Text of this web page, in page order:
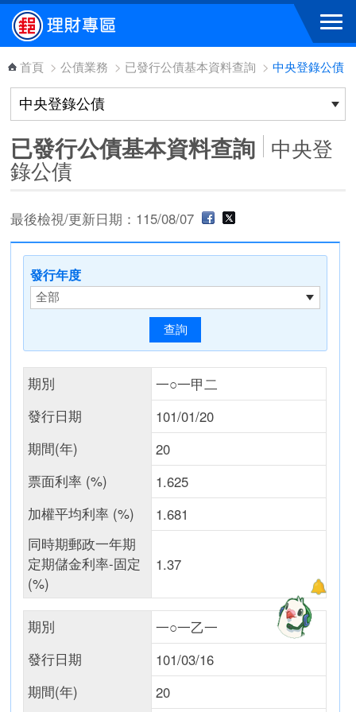
跳到主要內容區塊
首頁 > 公債業務 > 已發行公債基本資料查詢 > 中央登錄公債
已發行公債基本資料查詢 中央登
錄公債
最後檢視/更新日期：115/08/07
發行年度
期別
一○一甲二
發行日期
101/01/20
期間(年)
20
票面利率 (%)
1.625
加權平均利率 (%)
1.681
同時期郵政一年期
定期儲金利率-固定
(%)
1.37
期別
一○一乙一
發行日期
101/03/16
期間(年)
20